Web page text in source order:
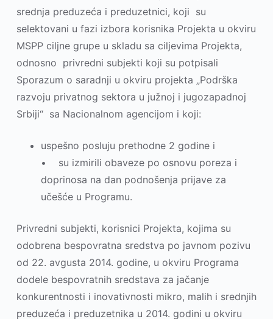
srednja preduzeća i preduzetnici, koji su
selektovani u fazi izbora korisnika Projekta u okviru
MSPP cilјne grupe u skladu sa cilјevima Projekta,
odnosno privredni subjekti koji su potpisali
Sporazum o saradnji u okviru projekta „Podrška
razvoju privatnog sektora u južnoj i jugozapadnoj
Srbiji“ sa Nacionalnom agencijom i koji:
uspešno posluju prethodne 2 godine i
• su izmirili obaveze po osnovu poreza i
doprinosa na dan podnošenja prijave za
učešće u Programu.
Privredni subjekti, korisnici Projekta, kojima su
odobrena bespovratna sredstva po javnom pozivu
od 22. avgusta 2014. godine, u okviru Programa
dodele bespovratnih sredstava za jačanje
konkurentnosti i inovativnosti mikro, malih i srednjih
preduzeća i preduzetnika u 2014. godini u okviru